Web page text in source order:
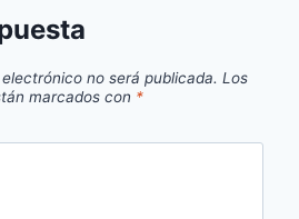
no será publicada. Los
marcados con *